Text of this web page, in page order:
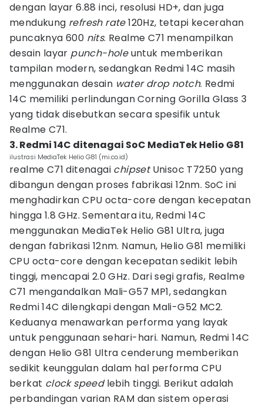
dengan layar 6.88 inci, resolusi HD+, dan juga
mendukung refresh rate120Hz, tetapi kecerahan
puncaknya 600 nits. Realme C71 menampilkan
desain layar punch-holeuntuk memberikan
tampilan modern, sedangkan Redmi 14C masih
menggunakan desain water drop notch. Redmi
14C memiliki perlindungan Corning Gorilla Glass 3
yang tidak disebutkan secara spesifik untuk
Realme C71.
3. Redmi 14C ditenagai SoC MediaTek Helio G81
ilustrasi MediaTek Helio G81 (mi.co.id)
realme C71 ditenagai chipsetUnisoc T7250 yang
dibangun dengan proses fabrikasi 12nm. SoC ini
menghadirkan CPU octa-core dengan kecepatan
hingga 1.8 GHz. Sementara itu, Redmi 14C
menggunakan MediaTek Helio G81 Ultra, juga
dengan fabrikasi 12nm. Namun, Helio G81 memiliki
CPU octa-core dengan kecepatan sedikit lebih
tinggi, mencapai 2.0 GHz. Dari segi grafis, Realme
C71 mengandalkan Mali-G57 MP1, sedangkan
Redmi 14C dilengkapi dengan Mali-G52 MC2.
Keduanya menawarkan performa yang layak
untuk penggunaan sehari-hari. Namun, Redmi 14C
dengan Helio G81 Ultra cenderung memberikan
sedikit keunggulan dalam hal performa CPU
berkat clock speedlebih tinggi. Berikut adalah
perbandingan varian RAM dan sistem operasi